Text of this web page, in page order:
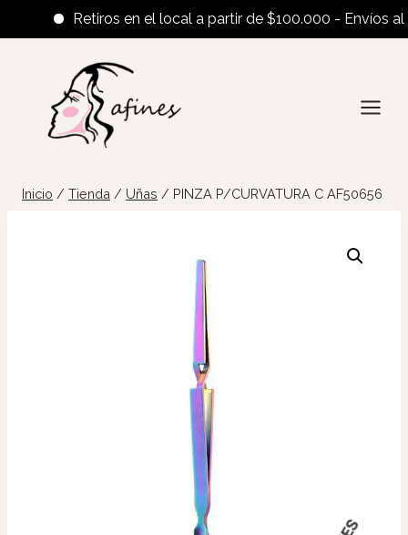
Retiros en el local a partir de $100.000 - Envíos al
contenido
Inicio / Tienda / Uñas / PINZA P/CURVATURA C AF50656